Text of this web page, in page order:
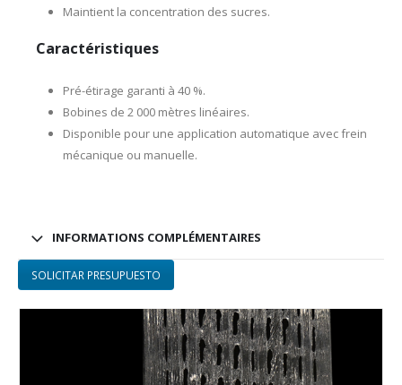
Maintient la concentration des sucres.
Caractéristiques
Pré-étirage garanti à 40 %.
Bobines de 2 000 mètres linéaires.
Disponible pour une application automatique avec frein
mécanique ou manuelle.
INFORMATIONS COMPLÉMENTAIRES
SOLICITAR PRESUPUESTO